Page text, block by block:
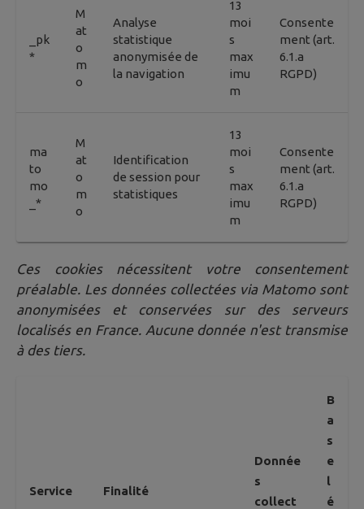
_pk
*
M
at
o
m
o
Analyse
statistique
anonymisée de
la navigation
13
moi
s
max
imu
m
Consente
ment (art.
6.1.a
RGPD)
ma
to
mo
_*
M
at
o
m
o
Identification
de session pour
statistiques
13
moi
s
max
imu
m
Consente
ment (art.
6.1.a
RGPD)
Ces cookies nécessitent votre consentement
préalable. Les données collectées via Matomo sont
anonymisées et conservées sur des serveurs
localisés en France. Aucune donnée n'est transmise
à des tiers.
Service Finalité
Donnée
s
collect
B
a
s
e
l
é